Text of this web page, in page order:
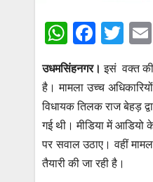
W
h
at
s
A
p
p
F
c
e
b
o
o
T
tt
er
उधमसिंहनगर। इसं वक्त की
है। मामला उच्च
विधायक तिलक राज बेहड़
गई थी। मीडिया में आडियो
पर सवाल उठाए। वहीं
तैयारी की जा रही है।